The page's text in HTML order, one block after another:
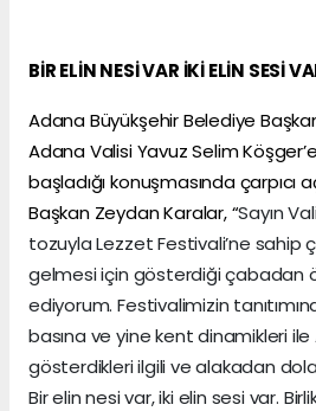
BİR ELİN NESİ VAR İKİ ELİN SESİ
Adana Büyükşehir Belediye
Adana Valisi Yavuz Selim
başladığı konuşmasında çarpıcı
Başkan Zeydan Karalar, “Sayın
tozuyla Lezzet Festivali’ne sahip
gelmesi için gösterdiği çabadan
ediyorum. Festivalimizin
basına ve yine kent dinamikleri ile
gösterdikleri ilgili ve alakadan
Bir elin nesi var, iki elin sesi var.